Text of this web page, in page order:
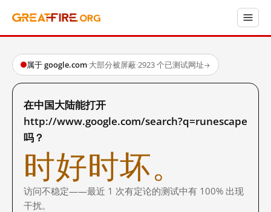
属于 google.com·大部分被屏蔽·2923 个已测试网址→
在中国大陆能打开
http://www.google.com/search?q=runescape
吗？
时好时坏。
访问不稳定——最近 1 次有定论的测试中有 100% 出现
干扰。